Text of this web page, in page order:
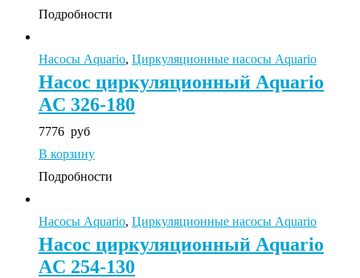
Подробности
Насосы Aquario, Циркуляционные насосы Aquario
Насос циркуляционный Aquario
AC 326-180
7776 руб
В корзину
Подробности
Насосы Aquario, Циркуляционные насосы Aquario
Насос циркуляционный Aquario
AC 254-130